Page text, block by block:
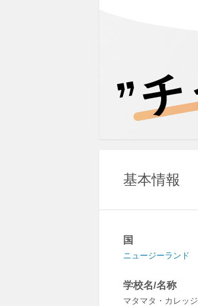
基本情報
国
ニュージーランド
学校名/名称
マタマタ・カレッジ